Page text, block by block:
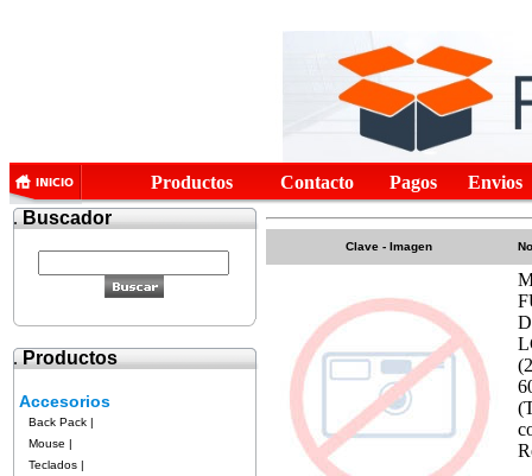
Productos Contacto Pagos
Envios
.Buscador
.Productos
Accesorios
Back Pack |
Mouse |
Teclados |
Clave - Imagen